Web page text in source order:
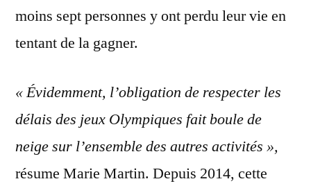
moins sept personnes y ont perdu leur vie en
tentant de la gagner.
« Évidemment, l’obligation de respecter les
délais des jeux Olympiques fait boule de
neige sur l’ensemble des autres activités »,
résume Marie Martin. Depuis 2014, cette